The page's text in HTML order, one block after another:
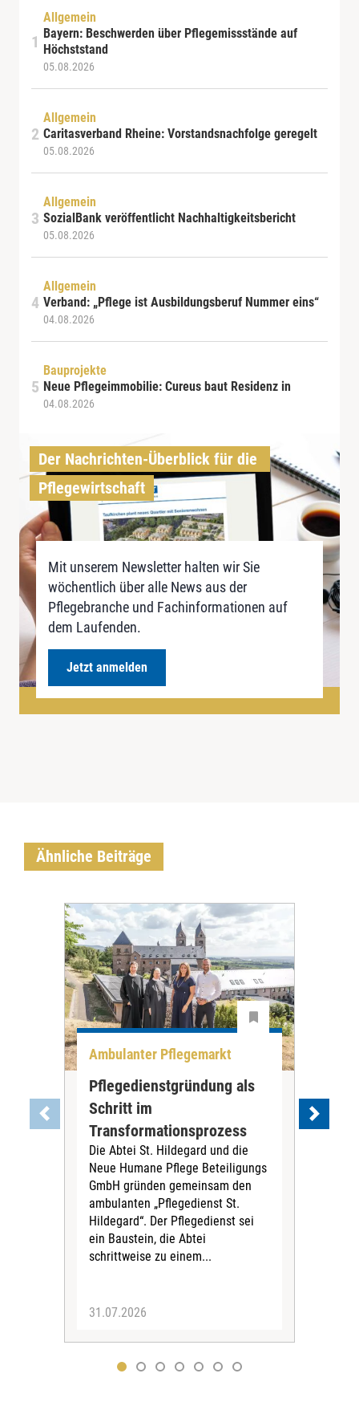
Allgemein
Bayern: Beschwerden über Pflegemissstände auf
Höchststand
05.08.2026
Allgemein
Caritasverband Rheine: Vorstandsnachfolge geregelt
05.08.2026
Allgemein
SozialBank veröffentlicht Nachhaltigkeitsbericht
05.08.2026
Allgemein
Verband: „Pflege ist Ausbildungsberuf Nummer eins“
04.08.2026
Bauprojekte
Neue Pflegeimmobilie: Cureus baut Residenz in
04.08.2026
Der Nachrichten-Überblick für die
Pflegewirtschaft
Mit unserem Newsletter halten wir Sie
wöchentlich über alle News aus der
Pflegebranche und Fachinformationen auf
dem Laufenden.
Jetzt anmelden
Ähnliche Beiträge
Ambulanter Pflegemarkt
Pflegedienstgründung als
Schritt im
Transformationsprozess
Die Abtei St. Hildegard und die
Neue Humane Pflege Beteiligungs
GmbH gründen gemeinsam den
ambulanten „Pflegedienst St.
Hildegard“. Der Pflegedienst sei
ein Baustein, die Abtei
schrittweise zu einem...
31.07.2026